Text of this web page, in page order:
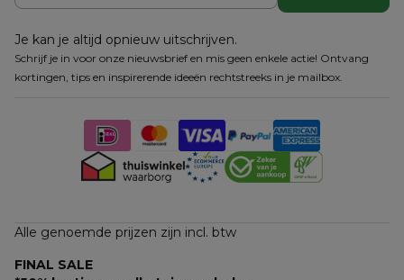
Je kan je altijd opnieuw uitschrijven.
Schrijf je in voor onze nieuwsbrief en mis geen enkele actie! Ontvang
kortingen, tips en inspirerende ideeën rechtstreeks in je mailbox.
Alle genoemde prijzen zijn incl. btw
FINAL SALE